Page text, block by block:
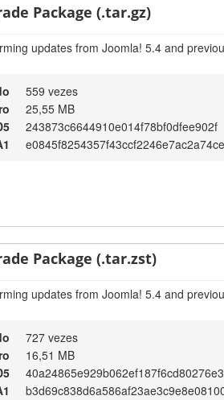
Package (.tar.gz)
updates from Joomla! 5.4 and
559 vezes
25,55 MB
243873c6644910e014f78bf0dfee902f
Package (.tar.zst)
updates from Joomla! 5.4 and
727 vezes
16,51 MB
40a24865e929b062ef187f6cd80276e3